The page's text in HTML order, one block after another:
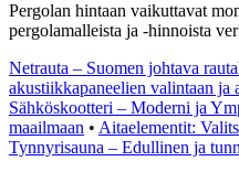
Pergolan hintaan vaikuttavat
pergolamalleista ja -hinnoista
Netrauta – Suomen johtava
akustiikkapaneelien valintaan ja
Sähköskootteri – Moderni ja
maailmaan • Aitaelementit:
Tynnyrisauna – Edullinen ja